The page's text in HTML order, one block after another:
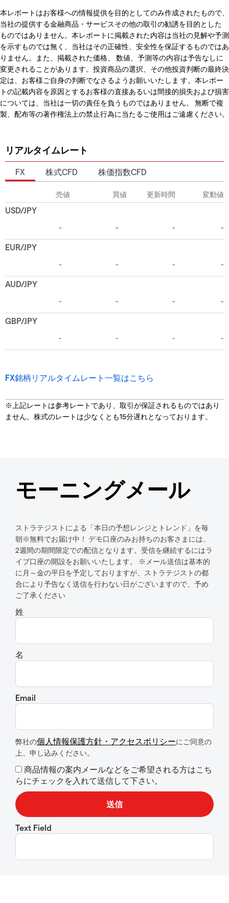
本レポートはお客様への情報提供を目的としてのみ作成されたもので、
当社の提供する金融商品・サービスその他の取引の勧誘を目的とした
ものではありません。本レポートに掲載された内容は当社の見解や予測
を示すものでは無く、当社はその正確性、安全性を保証するものではあ
りません。また、掲載された価格、 数値、予測等の内容は予告なしに
変更されることがあります。投資商品の選択、その他投資判断の最終決
定は、お客様ご自身の判断でなさるようお願いいたしま す。本レポー
トの記載内容を原因とするお客様の直接あるいは間接的損失および損害
については、当社は一切の責任を負うものではありません。 無断で複
製、配布等の著作権法上の禁止行為に当たるご使用はご遠慮ください。
リアルタイムレート
FX 株式CFD 株価指数CFD
FX銘柄リアルタイムレート一覧はこちら
※上記レートは参考レートであり、取引が保証されるものではあり
ません。株式のレートは少なくとも15分遅れとなっております。
モーニングメール
ストラテジストによる「本日の予想レンジとトレンド」を毎
朝※無料でお届け中！ デモ口座のみお持ちのお客さまには、
2週間の期間限定での配信となります。受信を継続するにはラ
イブ口座の開設をお願いいたします。 ※メール送信は基本的
に月～金の平日を予定しておりますが、ストラテジストの都
合により予告なく送信を行わない日がございますので、予め
ご了承ください
姓
名
Email
弊社の個人情報保護方針・アクセスポリシーにご同意の
上、申し込みください。
商品情報の案内メールなどをご希望される方はこち
らにチェックを入れて送信して下さい。
Text Field